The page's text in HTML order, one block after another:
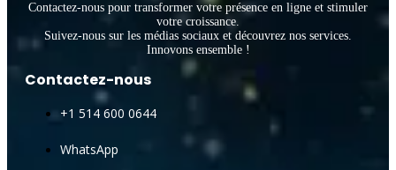
Contactez-nous pour transformer votre présence en ligne et stimuler
votre croissance.
Suivez-nous sur les médias sociaux et découvrez nos services.
Innovons ensemble !
Contactez-nous
+1 514 600 0644
WhatsApp